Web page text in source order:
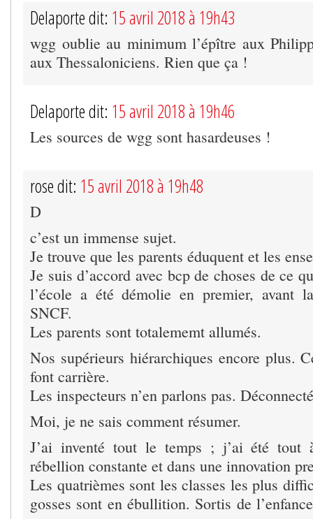
Delaporte dit: 15 avril 2018 à 19h43
wgg oublie au minimum l’épître aux
aux Thessaloniciens. Rien que ça !
Delaporte dit: 15 avril 2018 à 19h46
Les sources de wgg sont hasardeuses !
rose dit: 15 avril 2018 à 19h48
D
c’est un immense sujet.
Je trouve que les parents éduquent et les
Je suis d’accord avec bcp de choses de ce
l’école a été démolie en premier, avant
SNCF.
Les parents sont totalememt allumés.
Nos supérieurs hiérarchiques encore plus.
font carrière.
Les inspecteurs n’en parlons pas.
Moi, je ne sais comment résumer.
J’ai inventé tout le temps ; j’ai été tout
rébellion constante et dans une innovation
Les quatrièmes sont les classes les plus
gosses sont en ébullition. Sortis de